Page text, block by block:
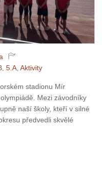
5.A Aktivity
stadionu Mír
Mezi závodníky
naší školy, kteří v silné
předvedli skvělé